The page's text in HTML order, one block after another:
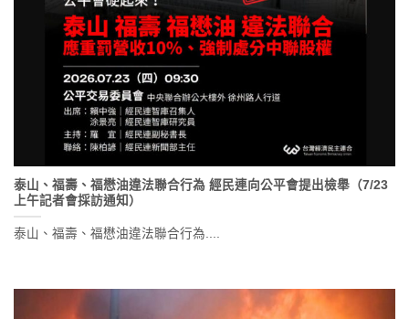
泰山、福壽、福懋油違法聯合行為 經民連向公平會提出檢舉（7/23
上午記者會採訪通知）
泰山、福壽、福懋油違法聯合行為....